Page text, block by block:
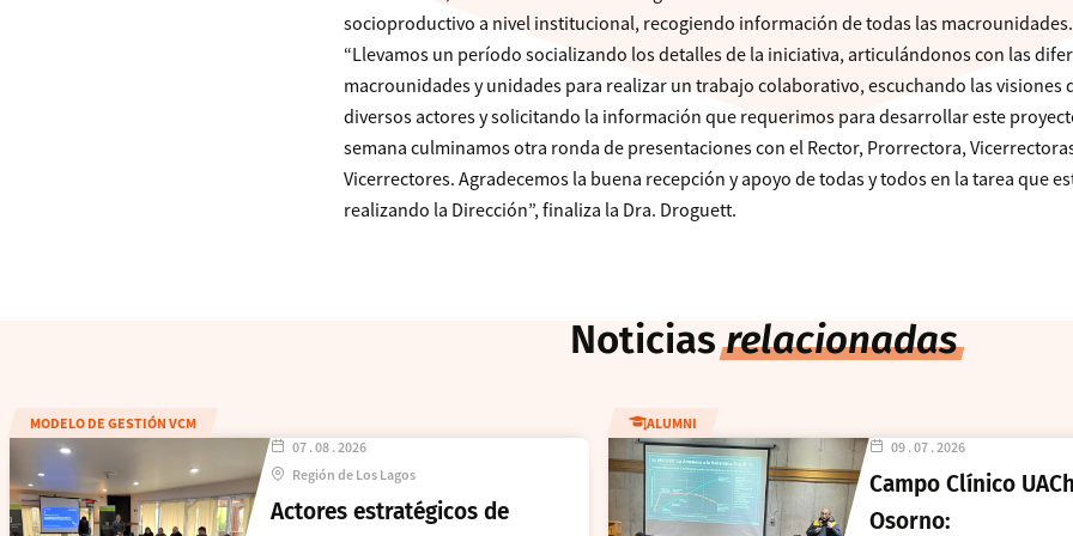
socioproductivo a nivel institucional, recogiendo información de todas las macrounidades.
“Llevamos un período socializando los detalles de la iniciativa, articulándonos con las
macrounidades y unidades para realizar un trabajo colaborativo, escuchando las visiones
diversos actores y solicitando la información que requerimos para desarrollar este
semana culminamos otra ronda de presentaciones con el Rector, Prorrectora,
Vicerrectores. Agradecemos la buena recepción y apoyo de todas y todos en la tarea que
realizando la Dirección”, finaliza la Dra. Droguett.
Noticiasrelacionadas
MODELO DE GESTIÓN VCM
07 . 08 . 2026
Región de Los Lagos
Actores estratégicos de
ALUMNI
09 . 07 . 2026
Campo Clínico UACh
Osorno: